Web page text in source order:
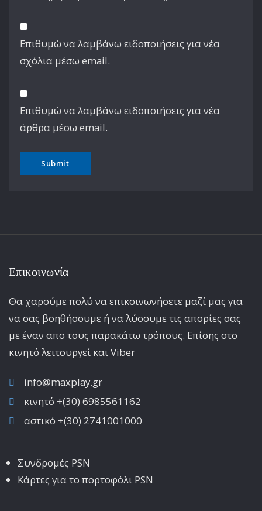
Επιθυμώ να λαμβάνω ειδοποιήσεις για νέα
σχόλια μέσω email.
Επιθυμώ να λαμβάνω ειδοποιήσεις για νέα
άρθρα μέσω email.
Επικοινωνία
Θα χαρούμε πολύ να επικοινωνήσετε μαζί μας για
να σας βοηθήσουμε ή να λύσουμε τις απορίες σας
με έναν απο τους παρακάτω τρόπους. Επίσης στο
κινητό λειτoυργεί και Viber
info@maxplay.gr
κινητό +(30) 6985561162
αστικό +(30) 2741001000
Συνδρομές PSN
Κάρτες για το πορτοφόλι PSN